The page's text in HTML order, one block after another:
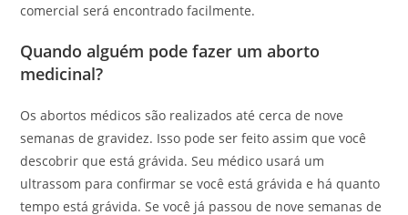
comercial será encontrado facilmente.
Quando alguém pode fazer um aborto
medicinal?
Os abortos médicos são realizados até cerca de nove
semanas de gravidez. Isso pode ser feito assim que você
descobrir que está grávida. Seu médico usará um
ultrassom para confirmar se você está grávida e há quanto
tempo está grávida. Se você já passou de nove semanas de